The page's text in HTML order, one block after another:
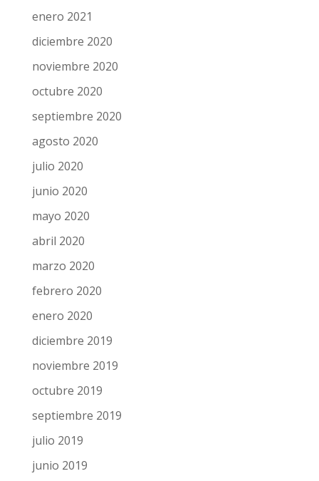
enero 2021
diciembre 2020
noviembre 2020
octubre 2020
septiembre 2020
agosto 2020
julio 2020
junio 2020
mayo 2020
abril 2020
marzo 2020
febrero 2020
enero 2020
diciembre 2019
noviembre 2019
octubre 2019
septiembre 2019
julio 2019
junio 2019